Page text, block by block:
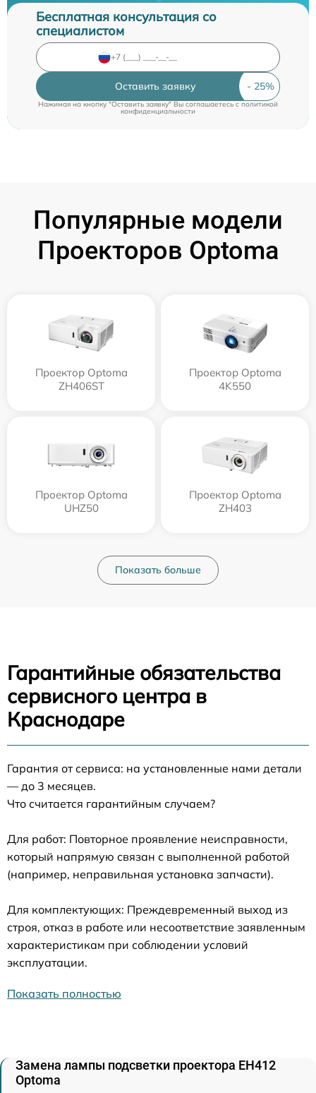
Бесплатная консультация со
специалистом
Оставить заявку
Нажимая на кнопку "Оставить заявку" Вы соглашаетесь cполитикой
конфиденциальности
Популярные модели
Проекторов Optoma
Проектор Optoma
ZH406ST
Проектор Optoma
4K550
Проектор Optoma
UHZ50
Проектор Optoma
ZH403
Показать больше
Гарантийные обязательства
сервисного центра в
Краснодаре
Гарантия от сервиса: на установленные нами детали
— до 3 месяцев.
Что считается гарантийным случаем?
Для работ: Повторное проявление неисправности,
который напрямую связан с выполненной работой
(например, неправильная установка запчасти).
Для комплектующих: Преждевременный выход из
строя, отказ в работе или несоответствие заявленным
характеристикам при соблюдении условий
эксплуатации.
Показать полностью
Замена лампы подсветки проектора EH412
Optoma